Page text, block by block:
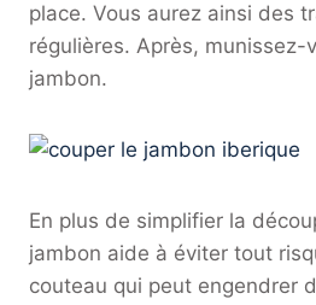
place. Vous aurez ainsi des
régulières. Après, munissez-
jambon.
En plus de simplifier la
jambon aide à éviter tout
couteau qui peut engendrer